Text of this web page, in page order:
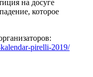
на досуге
которое
pirelli-2019/